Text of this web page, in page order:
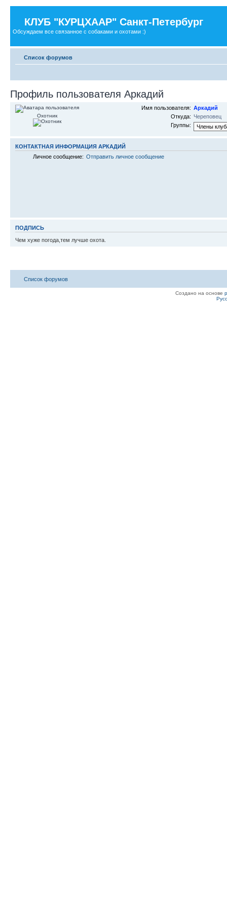
КЛУБ "КУРЦХААР" Санкт-Петербург
Обсуждаем все связанное с собаками и охотами :)
Список форумов
Профиль пользователя Аркадий
Охотник
Имя пользователя: Аркадий
Откуда: Череповец
Группы:
КОНТАКТНАЯ ИНФОРМАЦИЯ АРКАДИЙ
Личное сообщение: Отправить личное сообщение
ПОДПИСЬ
Чем хуже погода,тем лучше охота.
Список форумов
Создано на основе